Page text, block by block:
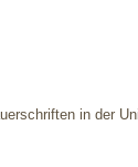
in der